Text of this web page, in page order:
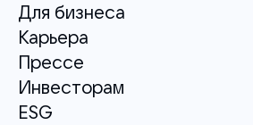
Для бизнеса
Карьера
Прессе
Инвесторам
ESG